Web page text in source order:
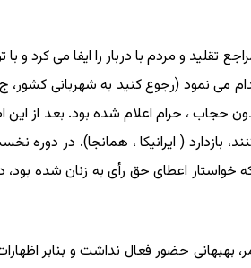
و مردم با دربار را ایفا می کرد و
حجاب ، حرام اعلام شده بود. بعد از
بازدارد ( ایرانیکا ، همانجا). در دوره
اعطای حق رأی به زنان شده بود، در
حضور فعال نداشت و بنابر